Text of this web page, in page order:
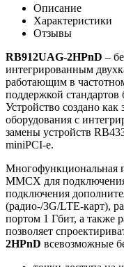
Описание
Характеристики
Отзывы
RB912UAG-2HPnD –
интегрированным
работающим в
поддержкой стандартов
Устройство создано
оборудования с
замены устройств
miniPCI-e.
Многофункциональная
MMCX для
подключения
(радио-/3G/LTE-карт),
портом 1 Гбит, а также
позволяет
2HPnD всевозможные